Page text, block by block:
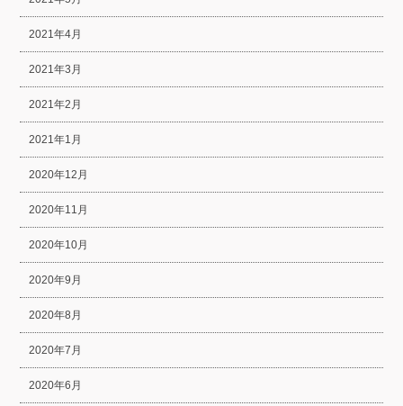
2021年4月
2021年3月
2021年2月
2021年1月
2020年12月
2020年11月
2020年10月
2020年9月
2020年8月
2020年7月
2020年6月